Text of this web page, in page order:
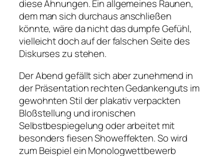
diese Ahnungen. Ein allgemeines Raunen,
dem man sich durchaus anschließen
könnte, wäre da nicht das dumpfe Gefühl,
vielleicht doch auf der falschen Seite des
Diskurses zu stehen.
Der Abend gefällt sich aber zunehmend in
der Präsentation rechten Gedankenguts im
gewohnten Stil der plakativ verpackten
Bloßstellung und ironischen
Selbstbespiegelung oder arbeitet mit
besonders fiesen Showeffekten. So wird
zum Beispiel ein Monologwettbewerb